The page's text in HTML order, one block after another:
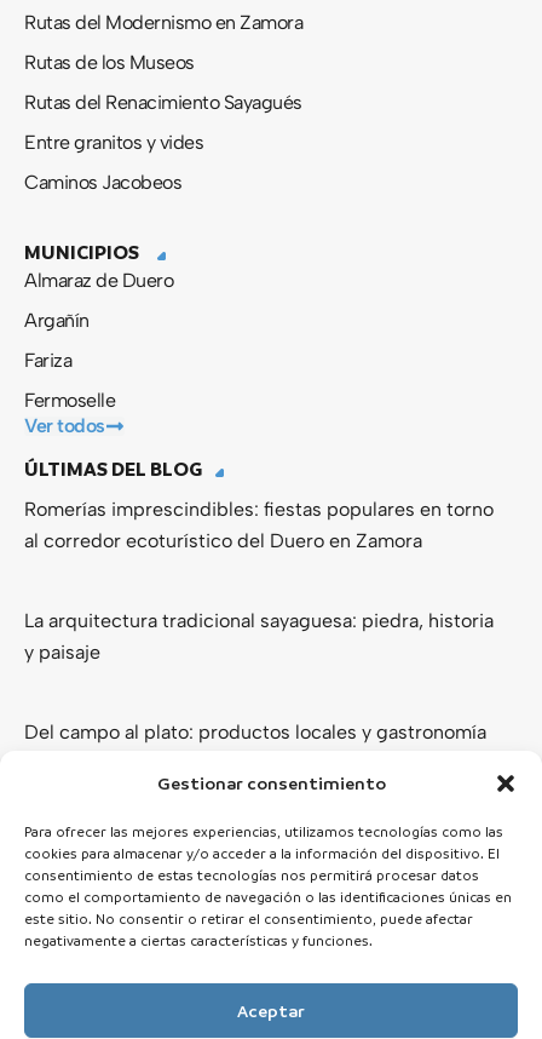
Gestionar consentimiento
Para ofrecer las mejores experiencias, utilizamos tecnologías como las
cookies para almacenar y/o acceder a la información del dispositivo. El
consentimiento de estas tecnologías nos permitirá procesar datos
como el comportamiento de navegación o las identificaciones únicas en
este sitio. No consentir o retirar el consentimiento, puede afectar
negativamente a ciertas características y funciones.
Aceptar
Rutas del Modernismo en Zamora
Rutas de los Museos
Rutas del Renacimiento Sayagués
Entre granitos y vides
Caminos Jacobeos
MUNICIPIOS
Almaraz de Duero
Argañín
Fariza
Fermoselle
Ver todos
ÚLTIMAS DEL BLOG
Romerías imprescindibles: fiestas populares en torno
al corredor ecoturístico del Duero en Zamora
La arquitectura tradicional sayaguesa: piedra, historia
y paisaje
Del campo al plato: productos locales y gastronomía